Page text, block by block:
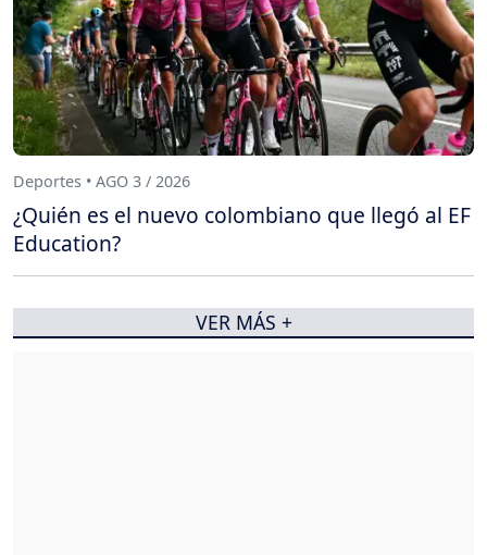
Deportes • AGO 3 / 2026
¿Quién es el nuevo colombiano que llegó al EF
Education?
VER MÁS +